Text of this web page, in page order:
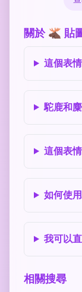
關於 🫎 貼
這個表
駝鹿和
這個表
如何使
我可以
相關搜尋